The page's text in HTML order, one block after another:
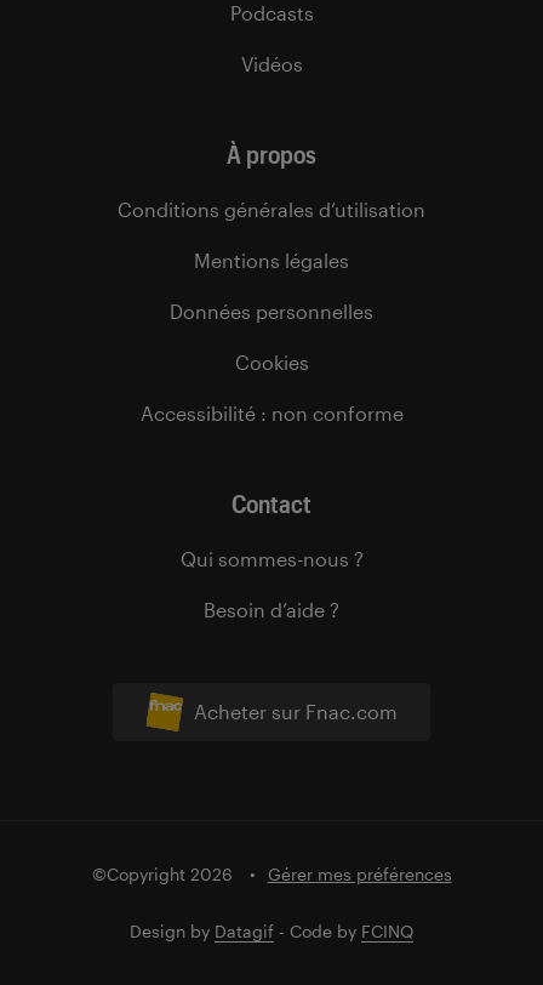
Acheter sur Fnac.com
Podcasts
Vidéos
À propos
Conditions générales d’utilisation
Mentions légales
Données personnelles
Cookies
Accessibilité : non conforme
Contact
Qui sommes-nous ?
Besoin d’aide ?
©Copyright 2026 Gérer mes préférences
Design by Datagif - Code by FCINQ